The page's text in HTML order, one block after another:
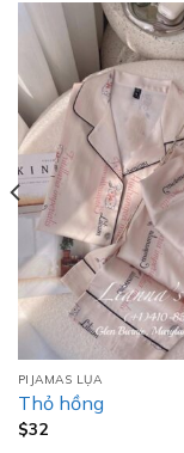
PIJAMAS LỤA
Thỏ hồng
$32